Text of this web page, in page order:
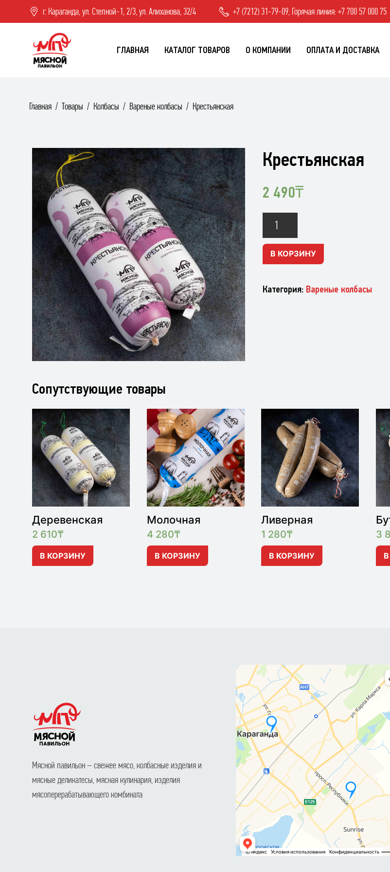
г. Караганда, ул. Степной-1, 2/3, ул. Алиханова, 32/4 +7 (7212) 31-79-09, Горячая линия: +7 700 57 000 75
ГЛАВНАЯ КАТАЛОГ ТОВАРОВ О КОМПАНИИ ОПЛАТА И ДОСТАВКА
Главная Товары Колбасы Вареные колбасы Крестьянская
Крестьянская
2 490₸
Крестьянская
В КОРЗИНУ
Категория: Вареные колбасы
Сопутствующие товары
Деревенская
2 610₸
В КОРЗИНУ
Молочная
4 280₸
В КОРЗИНУ
Ливерная
1 280₸
В КОРЗИНУ
3
Мясной павильон – свежее мясо, колбасные изделия и
мясные деликатесы, мясная кулинария, изделия
мясоперерабатывающего комбината